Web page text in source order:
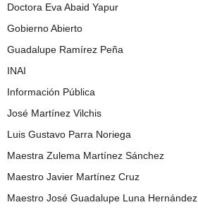
Doctora Eva Abaid Yapur
Gobierno Abierto
Guadalupe Ramírez Peña
INAI
Información Pública
José Martínez Vilchis
Luis Gustavo Parra Noriega
Maestra Zulema Martínez Sánchez
Maestro Javier Martínez Cruz
Maestro José Guadalupe Luna Hernández